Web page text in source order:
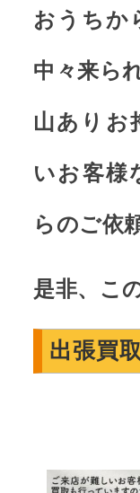
おうちか
中々来ら
山ありお
いお客様
らのご依
是非、こ
出張買